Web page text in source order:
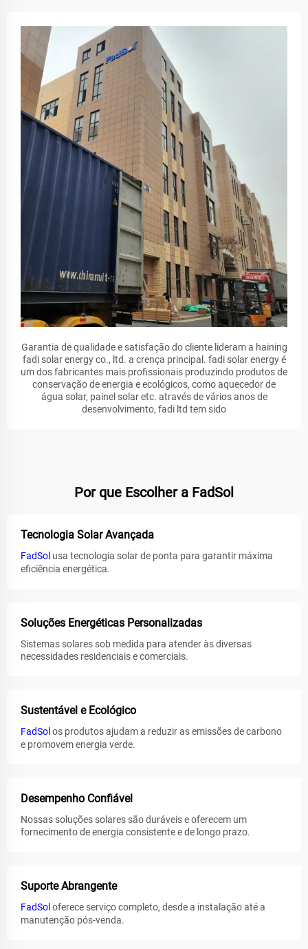
Garantia de qualidade e satisfação do cliente lideram a haining
fadi solar energy co., ltd. a crença principal. fadi solar energy é
um dos fabricantes mais profissionais produzindo produtos de
conservação de energia e ecológicos, como aquecedor de
água solar, painel solar etc. através de vários anos de
desenvolvimento, fadi ltd tem sido
Por que Escolher a FadSol
Tecnologia Solar Avançada
FadSol usa tecnologia solar de ponta para garantir máxima
eficiência energética.
Soluções Energéticas Personalizadas
Sistemas solares sob medida para atender às diversas
necessidades residenciais e comerciais.
Sustentável e Ecológico
FadSol os produtos ajudam a reduzir as emissões de carbono
e promovem energia verde.
Desempenho Confiável
Nossas soluções solares são duráveis e oferecem um
fornecimento de energia consistente e de longo prazo.
Suporte Abrangente
FadSol oferece serviço completo, desde a instalação até a
manutenção pós-venda.